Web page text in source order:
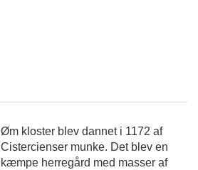
Øm kloster blev dannet i 1172 af
Cistercienser munke. Det blev en
kæmpe herregård med masser af